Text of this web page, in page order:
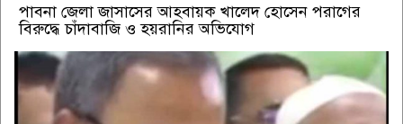
পাবনা জেলা জাসাসের আহবায়ক খালেদ হোসেন পরাগের
বিরুদ্ধে চাঁদাবাজি ও হয়রানির অভিযোগ